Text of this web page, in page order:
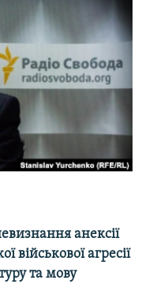
анексії
військової агресії
та мову